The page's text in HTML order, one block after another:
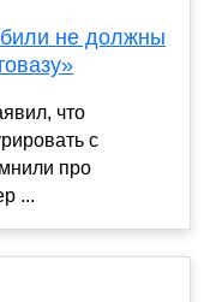
не должны
что
с
про
...